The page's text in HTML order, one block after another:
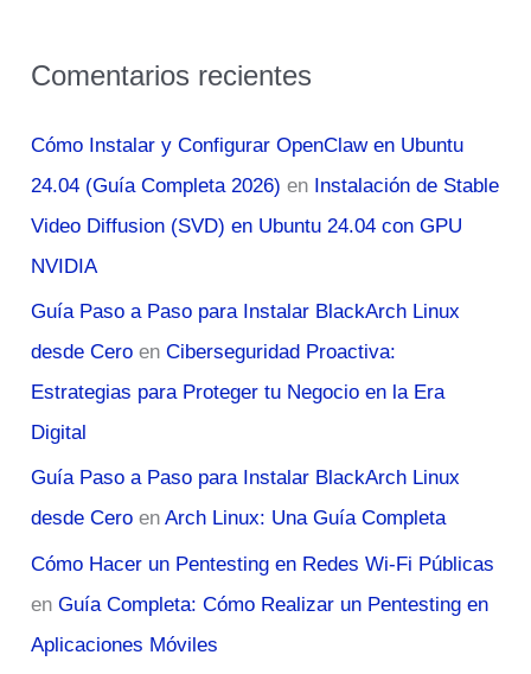
Comentarios recientes
Cómo Instalar y Configurar OpenClaw en Ubuntu
24.04 (Guía Completa 2026) en Instalación de Stable
Video Diffusion (SVD) en Ubuntu 24.04 con GPU
NVIDIA
Guía Paso a Paso para Instalar BlackArch Linux
desde Cero enCiberseguridad Proactiva:
Estrategias para Proteger tu Negocio en la Era
Digital
Guía Paso a Paso para Instalar BlackArch Linux
desde Cero enArch Linux: Una Guía Completa
Cómo Hacer un Pentesting en Redes Wi-Fi Públicas
enGuía Completa: Cómo Realizar un Pentesting en
Aplicaciones Móviles